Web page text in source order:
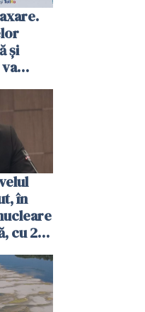
şi
în
cu 2